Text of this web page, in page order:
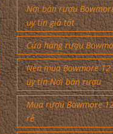
Nơi bán rượu
uy tín giá tốt
Cửa hàng rượu
Nên mua Bowmore
uy tín Nơi bán rượu
Mua rượu Bowmore
rẻ